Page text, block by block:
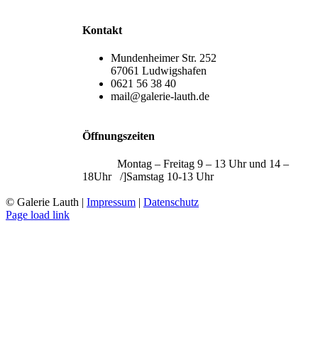
Kontakt
Mundenheimer Str. 252
67061 Ludwigshafen
0621 56 38 40
mail@galerie-lauth.de
Öffnungszeiten
Montag – Freitag 9 – 13 Uhr und 14 –
18Uhr /]Samstag 10-13 Uhr
© Galerie Lauth | Impressum | Datenschutz
Page load link